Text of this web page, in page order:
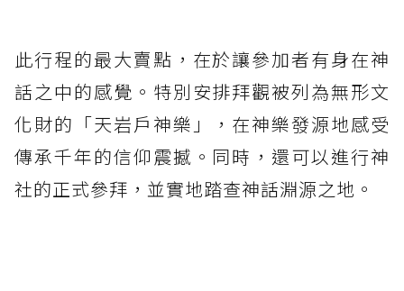
此行程的最大賣點，在於讓參加者有身在神
話之中的感覺。特別安排拜觀被列為無形文
化財的「天岩戶神樂」，在神樂發源地感受
傳承千年的信仰震撼。同時，還可以進行神
社的正式參拜，並實地踏查神話淵源之地。